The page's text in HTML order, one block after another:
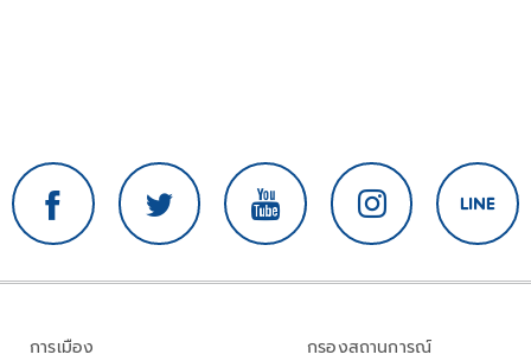
การเมือง
กรองสถานการณ์